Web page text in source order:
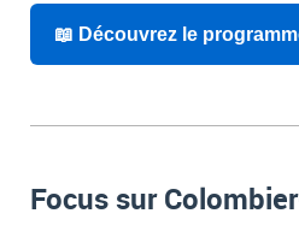
📖 Découvrez le
Focus sur